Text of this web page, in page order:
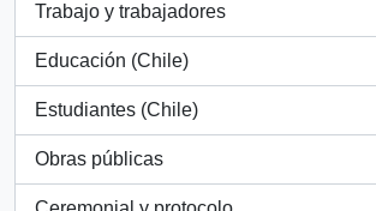
Trabajo y trabajadores
, 4 resultados
Educación (Chile)
, 3 resultados
Estudiantes (Chile)
, 3 resultados
Obras públicas
, 3 resultados